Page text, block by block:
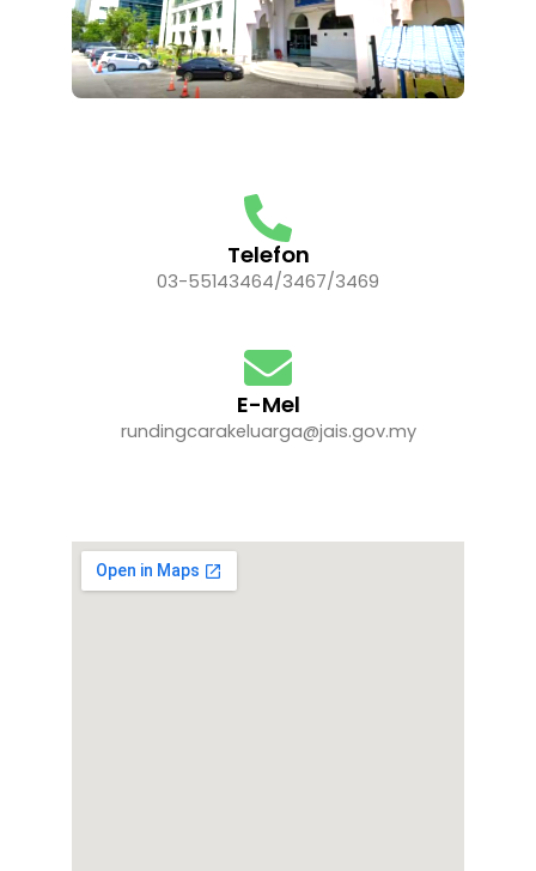
Telefon
03-55143464/3467/3469
E-Mel
rundingcarakeluarga@jais.gov.my